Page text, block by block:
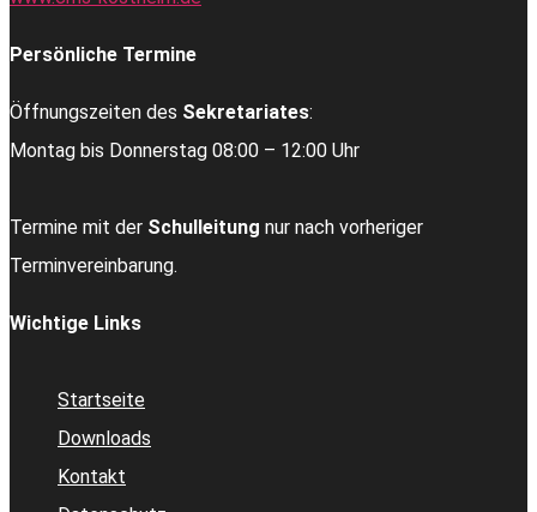
Persönliche Termine
Öffnungszeiten des Sekretariates:
Montag bis Donnerstag 08:00 – 12:00 Uhr
Termine mit der Schulleitung nur nach vorheriger
Terminvereinbarung.
Wichtige Links
Startseite
Downloads
Kontakt